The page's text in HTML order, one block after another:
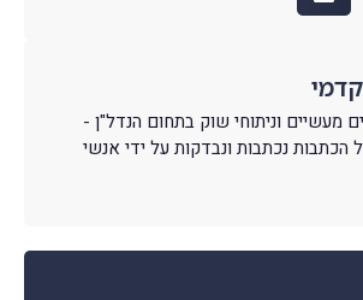
מעשיים וניתוחי שוק בתחום הנדל"ן -
הכתבות נכתבות ונבדקות על ידי אנשי